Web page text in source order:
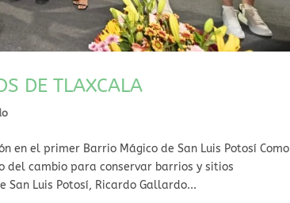
DE TLAXCALA
en el primer Barrio Mágico de San Luis Potosí Como
cambio para conservar barrios y sitios
Luis Potosí, Ricardo Gallardo...